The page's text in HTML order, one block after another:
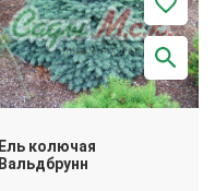
Ель колючая
Вальдбрунн